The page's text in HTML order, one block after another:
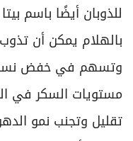
للذوبان أيضًا باسم
بالهلام يمكن أن
وتسهم في خفض
مستويات السكر في
تقليل وتجنب نمو